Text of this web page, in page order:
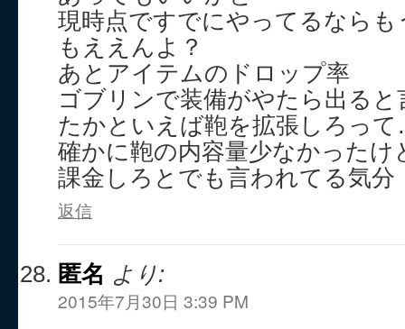
現時点ですでにやってるなら
もええんよ？
あとアイテムのドロップ率
ゴブリンで装備がやたら出る
たかといえば鞄を拡張しろっ
確かに鞄の内容量少なかったけ
課金しろとでも言われてる気分
返信
匿名 より:
2015年7月30日 3:39 PM